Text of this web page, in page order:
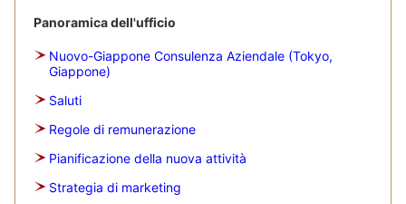
Panoramica dell'ufficio
Nuovo-Giappone Consulenza Aziendale (Tokyo,
Giappone)
Saluti
Regole di remunerazione
Pianificazione della nuova attività
Strategia di marketing